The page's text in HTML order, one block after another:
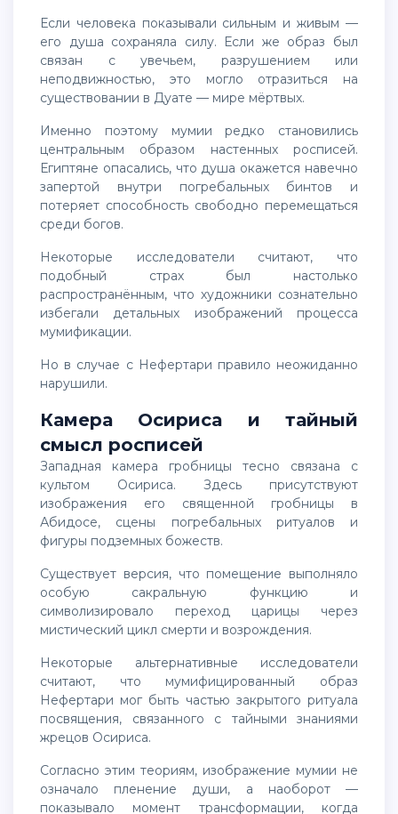
Если человека показывали сильным и живым —
его душа сохраняла силу. Если же образ был
связан с увечьем, разрушением или
неподвижностью, это могло отразиться на
существовании в Дуате — мире мёртвых.
Именно поэтому мумии редко становились
центральным образом настенных росписей.
Египтяне опасались, что душа окажется навечно
запертой внутри погребальных бинтов и
потеряет способность свободно перемещаться
среди богов.
Некоторые исследователи считают, что
подобный страх был настолько
распространённым, что художники сознательно
избегали детальных изображений процесса
мумификации.
Но в случае с Нефертари правило неожиданно
нарушили.
Камера Осириса и тайный
смысл росписей
Западная камера гробницы тесно связана с
культом Осириса. Здесь присутствуют
изображения его священной гробницы в
Абидосе, сцены погребальных ритуалов и
фигуры подземных божеств.
Существует версия, что помещение выполняло
особую сакральную функцию и
символизировало переход царицы через
мистический цикл смерти и возрождения.
Некоторые альтернативные исследователи
считают, что мумифицированный образ
Нефертари мог быть частью закрытого ритуала
посвящения, связанного с тайными знаниями
жрецов Осириса.
Согласно этим теориям, изображение мумии не
означало пленение души, а наоборот —
показывало момент трансформации, когда